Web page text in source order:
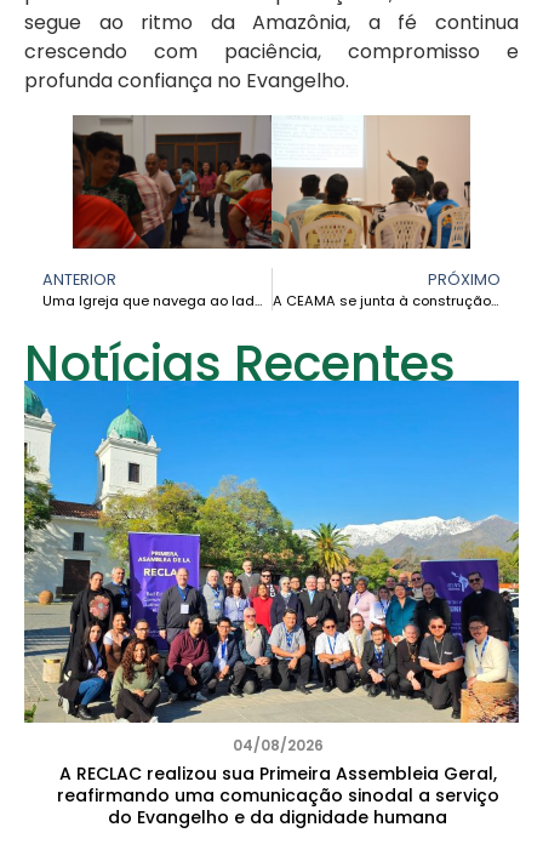
segue ao ritmo da Amazônia, a fé continua
crescendo com paciência, compromisso e
profunda confiança no Evangelho.
ANTERIOR
Uma Igreja que navega ao lado do seu povo: Dom John Mario Mesa Palacio faz sua primeira visita pastoral pelo rio Mirití
PRÓXIMO
A CEAMA se junta à construção de uma “rede de redes” de comunicação para a América Latina e o Caribe
Notícias Recentes
04/08/2026
A RECLAC realizou sua Primeira Assembleia Geral,
reafirmando uma comunicação sinodal a serviço
do Evangelho e da dignidade humana